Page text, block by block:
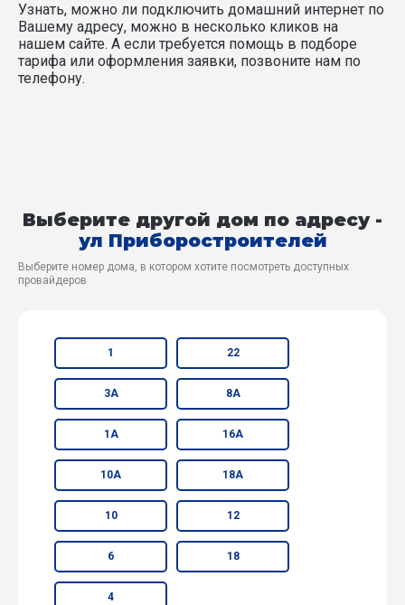
Узнать, можно ли подключить домашний интернет по
Вашему адресу, можно в несколько кликов на
нашем сайте. А если требуется помощь в подборе
тарифа или оформления заявки, позвоните нам по
телефону.
Выберите другой дом по адресу -
ул Приборостроителей
Выберите номер дома, в котором хотите посмотреть доступных
провайдеров
1 22
3А 8А
1А 16А
10А 18А
10 12
6 18
4